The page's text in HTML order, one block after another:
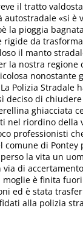
il tratto
autostradale «si è
la pioggia
da
il manto
la nostra regione
nonostante
Polizia Stradale
deciso di
ghiacciata
nel riordino della
professionisti
comune di
la vita un
di
moglie è finita
ed è stata
alla polizia